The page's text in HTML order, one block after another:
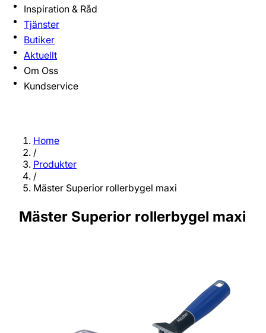
Inspiration & Råd
Tjänster
Butiker
Aktuellt
Om Oss
Kundservice
Home
/
Produkter
/
Mäster Superior rollerbygel maxi
Mäster Superior rollerbygel maxi